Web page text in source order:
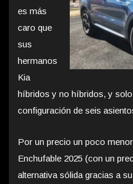
es más
caro que
sus
hermanos
Kia
híbridos y no híbridos, y
configuración de seis
Por un precio un poco
Enchufable 2025 (con un
alternativa sólida gracias a